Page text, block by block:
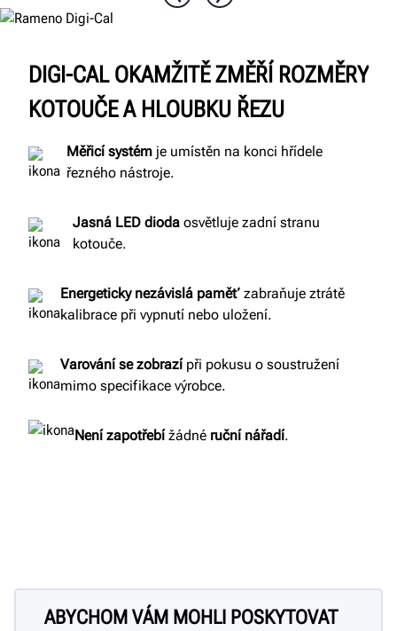
DIGI-CAL OKAMŽITĚ ZMĚŘÍ ROZMĚRY
KOTOUČE A HLOUBKU ŘEZU
Měřicí systémje umístěn na konci hřídele
řezného nástroje.
Jasná LED dioda osvětluje zadní stranu
kotouče.
Energeticky nezávislá paměť zabraňuje ztrátě
kalibrace při vypnutí nebo uložení.
Varování se zobrazípři pokusu o soustružení
mimo specifikace výrobce.
Není zapotřebížádné ruční nářadí.
ABYCHOM VÁM MOHLI POSKYTOVAT